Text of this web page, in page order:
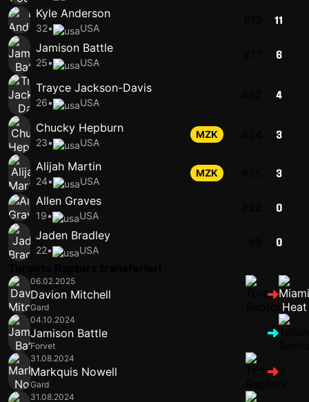
Kyle Anderson
32• USA
11
Jamison Battle
25• USA
6
Trayce Jackson-Davis
26• USA
4
Chucky Hepburn
23• USA
MZK 3
Alijah Martin
24• USA
MZK 3
Allen Graves
19• USA
0
Jaden Bradley
22• USA
0
06.02.2025
Davion Mitchell
Gard
04.10.2024
Jamison Battle
Forvet
31.08.2024
Markquis Nowell
Gard
31.08.2024